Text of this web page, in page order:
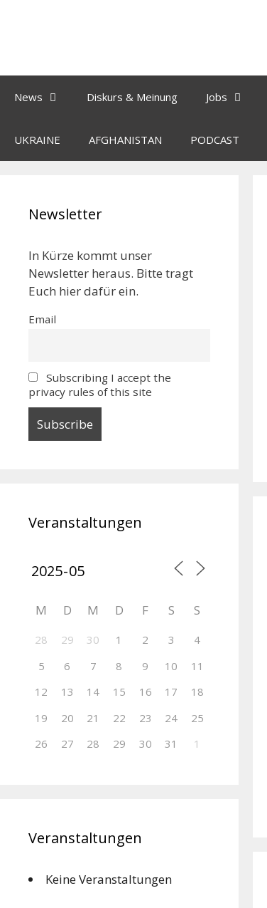
News Diskurs & Meinung Jobs
UKRAINE AFGHANISTAN PODCAST
Newsletter
In Kürze kommt unser
Newsletter heraus. Bitte tragt
Euch hier dafür ein.
Email
Subscribing I accept the
privacy rules of this site
Veranstaltungen
M D M D F S S
28 29 30 1 2 3
4
5
6 7 8 9 10
11
12
13 14 15 16 17
18
19
20 21 22 23 24
25
26
27 28 29 30 31 1
Veranstaltungen
Keine Veranstaltungen